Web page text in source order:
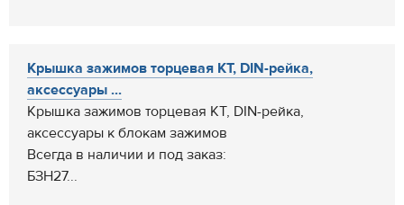
Крышка зажимов торцевая КТ, DIN-рейка,
аксессуары ...
Крышка зажимов торцевая КТ, DIN-рейка,
аксессуары к блокам зажимов
Всегда в наличии и под заказ:
БЗН27...